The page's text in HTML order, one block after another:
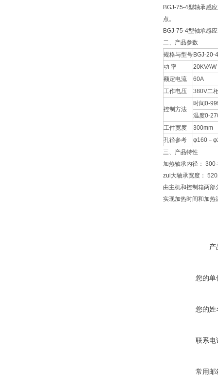
BGJ-75-4型轴承感
点。
BGJ-75-4型轴承感
二、产品参数
规格与型号 BGJ-20-4
功 率
20KVAW
额定电流
60A
工作电压
380V二
控制方法
时间0-
温度0-
工件宽度
300mm
孔径参考
φ160－
三、产品特性
加热轴承内径：
zui大轴承宽度：
由主机和控制箱两
实现加热时间和加热
产
您的单
您的姓
联系电
常用邮